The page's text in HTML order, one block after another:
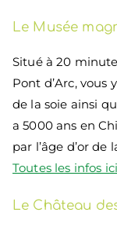
Le Musée
Situé à 20
Pont d’Arc, vous
de la soie ainsi
a 5000 ans en
par l’âge d’or
Toutes les infos
Le Château